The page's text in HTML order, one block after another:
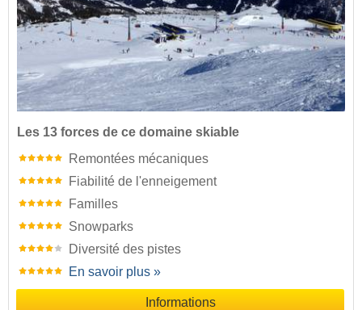
Les 13 forces de ce domaine skiable
Remontées mécaniques
Fiabilité de l'enneigement
Familles
Snowparks
Diversité des pistes
En savoir plus »
Informations